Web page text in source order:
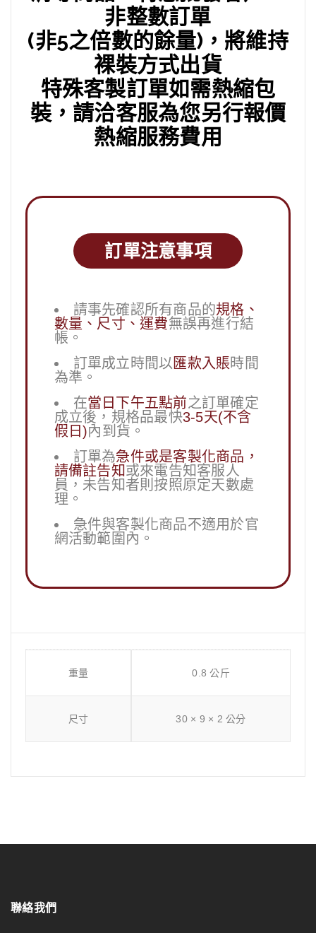
非整數訂單
(非5之倍數的餘量)，將維持
裸裝方式出貨
特殊客製訂單如需熱縮包
裝，請洽客服為您另行報價
熱縮服務費用
訂單注意事項
請事先確認所有商品的規格、
數量、尺寸、運費無誤再進行結
帳。
訂單成立時間以 匯款入賬時間
為準。
在當日下午五點前之訂單確定
成立後，規格品最快3-5天(不含
假日)內到貨。
訂單為急件或是客製化商品，
請備註告知或來電告知客服人
員，未告知者則按照原定天數處
理。
急件與客製化商品不適用於官
網活動範圍內。
重量 0.8 公斤
尺寸 30 × 9 × 2 公分
聯絡我們